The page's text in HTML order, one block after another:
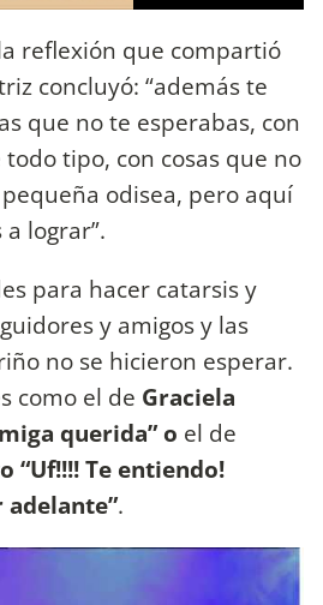
reflexión que compartió
concluyó: “además te
que no te esperabas, con
tipo, con cosas que no
odisea, pero aquí
lograr”.
para hacer catarsis y
y amigos y las
no se hicieron esperar.
como el de Graciela
querida” o el de
“Uf!!!! Te entiendo!
adelante”.